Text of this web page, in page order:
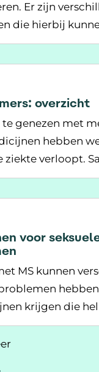
Er zijn
die hierbij
over Medicijnen
overzicht
te genezen met
hebben
ziekte verloopt.
kies je een
over MS-
voor
MS kunnen
krijgen die
nodig hebt,
over Medicijnen